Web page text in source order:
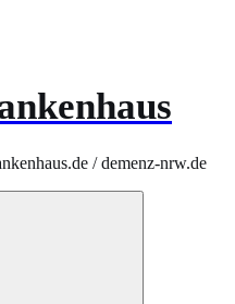
/ demenz-nrw.de